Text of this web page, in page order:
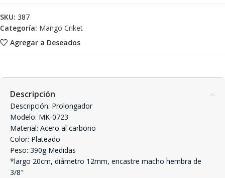
Agregar a Deseados
SKU: 387
Categoría: Mango Criket
Descripción
Descripción: Prolongador
Modelo: MK-0723
Material: Acero al carbono
Color: Plateado
Peso: 390g Medidas
*largo 20cm, diámetro 12mm, encastre macho hembra de
3/8″